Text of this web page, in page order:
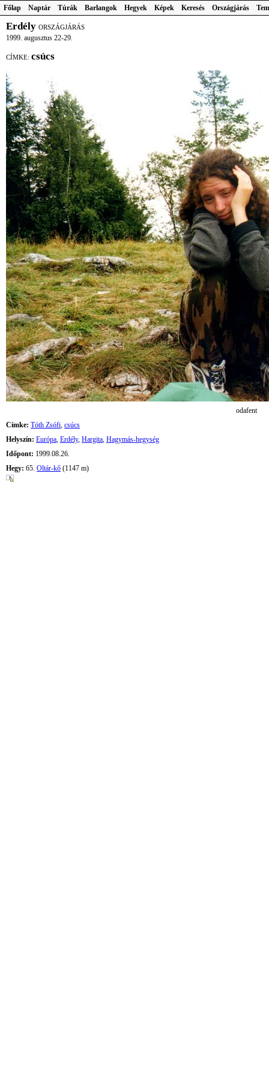
Főlap Naptár Túrák Barlangok Hegyek Képek Keresés Országjárás
Erdély ORSZÁGJÁRÁS
1999. augusztus 22-29.
CÍMKE: csúcs
odafent
Címke: Tóth Zsófi, csúcs
Helyszín: Európa, Erdély, Hargita, Hagymás-hegység
Időpont: 1999.08.26.
Hegy: 65. Oltár-kő (1147 m)